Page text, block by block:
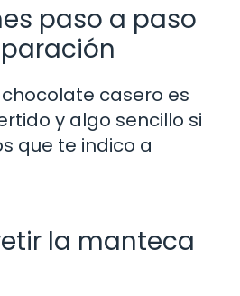
paso a paso
casero es
y algo sencillo si
que te indico a
la manteca